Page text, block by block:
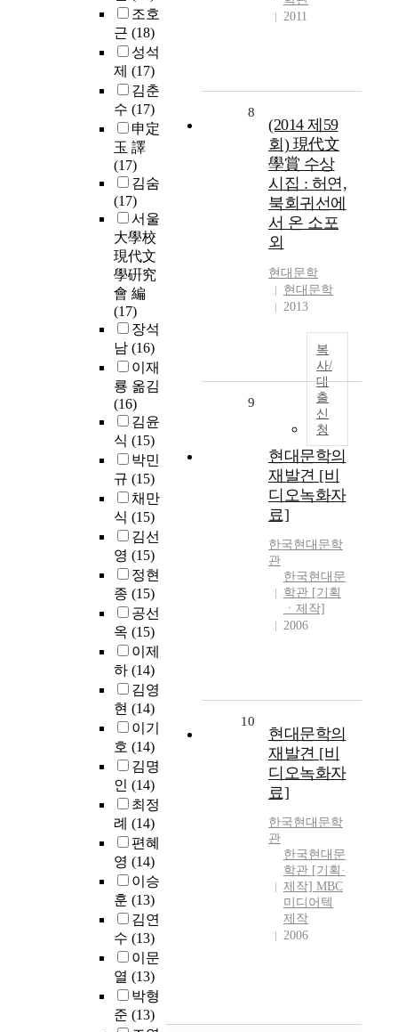
조호
근 (18)
성석
제 (17)
김춘
수 (17)
申定
玉 譯
(17)
김숨
(17)
서울
大學校
現代文
學硏究
會 編
(17)
장석
남 (16)
이재
룡 옮김
(16)
김윤
식 (15)
박민
규 (15)
채만
식 (15)
김선
영 (15)
정현
종 (15)
공선
옥 (15)
이제
하 (14)
김영
현 (14)
이기
호 (14)
김명
인 (14)
최정
례 (14)
편혜
영 (14)
이승
훈 (13)
김연
수 (13)
이문
열 (13)
박형
준 (13)
2011
8
(2014 제59
회) 現代文
學賞 수상
시집 : 허연,
북회귀선에
서 온 소포
외
현대문학
현대문학
2013
복
사/
대
출
신
청
9
현대문학의
재발견 [비
디오녹화자
료]
한국현대문학
관
한국현대문
학관 [기획
ㆍ제작]
2006
10
현대문학의
재발견 [비
디오녹화자
료]
한국현대문학
관
한국현대문
학관 [기획·
제작] MBC
미디어텍
제작
2006